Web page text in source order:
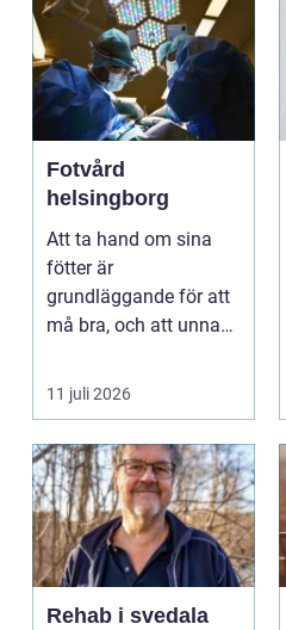
Fotvård
helsingborg
Att ta hand om sina
fötter är
grundläggande för att
må bra, och att unna
fotvård k...
11 juli 2026
Rehab i svedala